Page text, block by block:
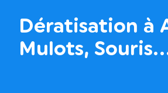
Dératisation à
Mulots,